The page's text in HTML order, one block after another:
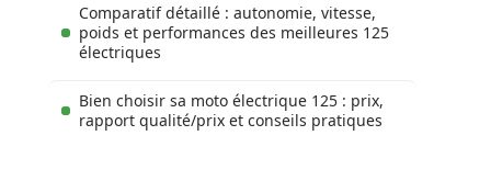
Comparatif détaillé : autonomie, vitesse,
poids et performances des meilleures 125
électriques
Bien choisir sa moto électrique 125 : prix,
rapport qualité/prix et conseils pratiques